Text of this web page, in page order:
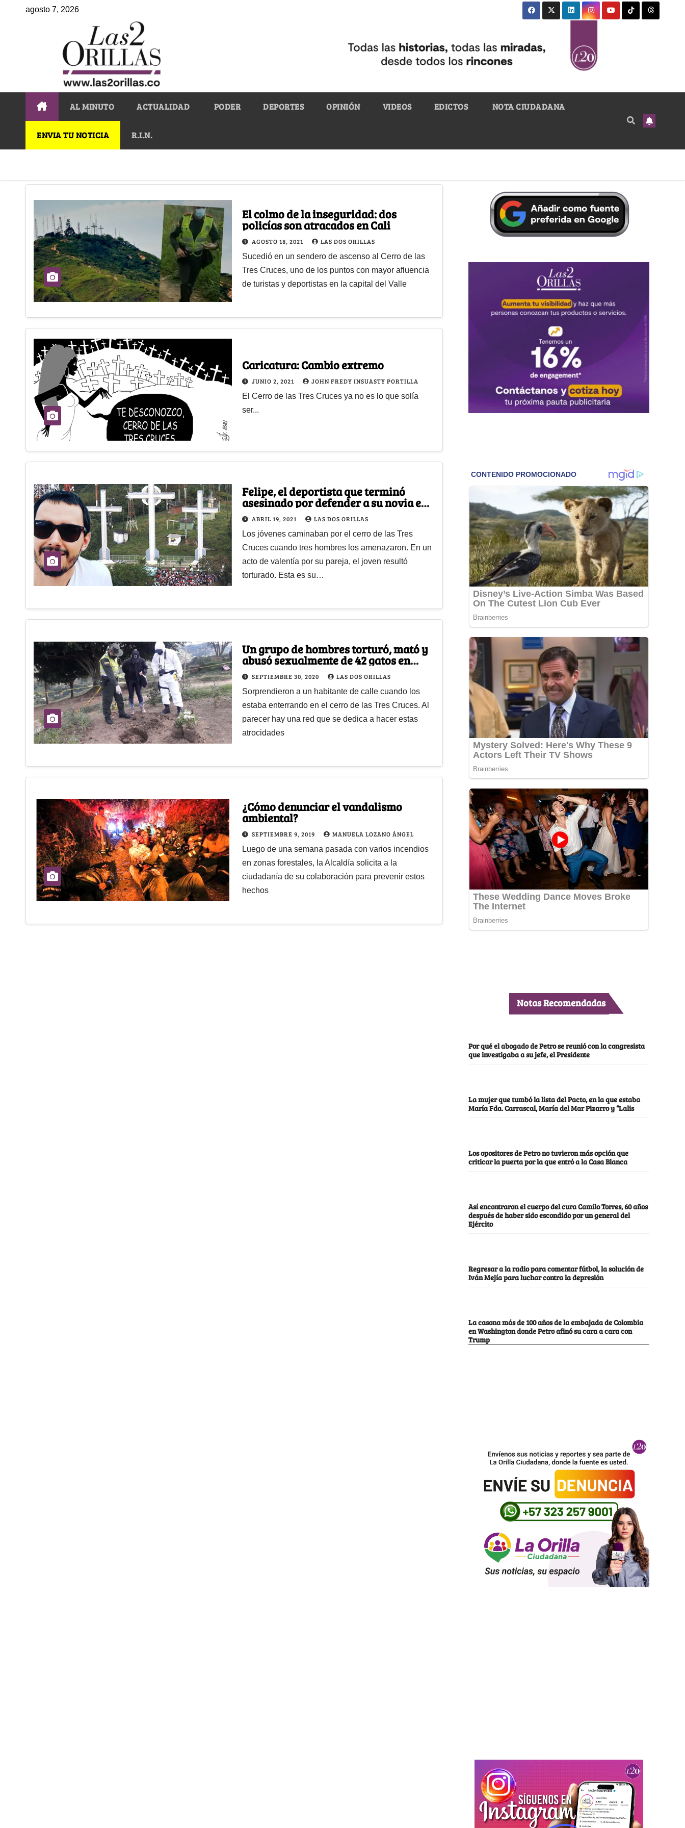
agosto 7, 2026
AL MINUTO ACTUALIDAD PODER DEPORTES OPINIÓN VIDEOS EDICTOS NOTA CIUDADANA
ENVIA TU NOTICIA R.I.N.
El colmo de la inseguridad: dos
policías son atracados en Cali
AGOSTO 18, 2021 LAS DOS ORILLAS
Sucedió en un sendero de ascenso al Cerro de las
Tres Cruces, uno de los puntos con mayor afluencia
de turistas y deportistas en la capital del Valle
Caricatura: Cambio extremo
JUNIO 2, 2021 JOHN FREDY INSUASTY PORTILLA
El Cerro de las Tres Cruces ya no es lo que solía
ser...
Felipe, el deportista que terminó
asesinado por defender a su novia en
CaliABRIL 19, 2021 LAS DOS ORILLAS
Los jóvenes caminaban por el cerro de las Tres
Cruces cuando tres hombres los amenazaron. En un
acto de valentía por su pareja, el joven resultó
torturado. Esta es su…
Un grupo de hombres torturó, mató y
abusó sexualmente de 42 gatos en
Medellín
SEPTIEMBRE 30, 2020 LAS DOS ORILLAS
Sorprendieron a un habitante de calle cuando los
estaba enterrando en el cerro de las Tres Cruces. Al
parecer hay una red que se dedica a hacer estas
atrocidades
¿Cómo denunciar el vandalismo
ambiental?
SEPTIEMBRE 9, 2019 MANUELA LOZANO ÁNGEL
Luego de una semana pasada con varios incendios
en zonas forestales, la Alcaldía solicita a la
ciudadanía de su colaboración para prevenir estos
hechos
Notas Recomendadas
Por qué el abogado de Petro se reunió con la congresista
que investigaba a su jefe, el Presidente
La mujer que tumbó la lista del Pacto, en la que estaba
María Fda. Carrascal, María del Mar Pizarro y “Lalis
Los opositores de Petro no tuvieron más opción que
criticar la puerta por la que entró a la Casa Blanca
Así encontraron el cuerpo del cura Camilo Torres, 60 años
después de haber sido escondido por un general del
Ejército
Regresar a la radio para comentar fútbol, la solución de
Iván Mejía para luchar contra la depresión
La casona más de 100 años de la embajada de Colombia
en Washington donde Petro afinó su cara a cara con
Trump